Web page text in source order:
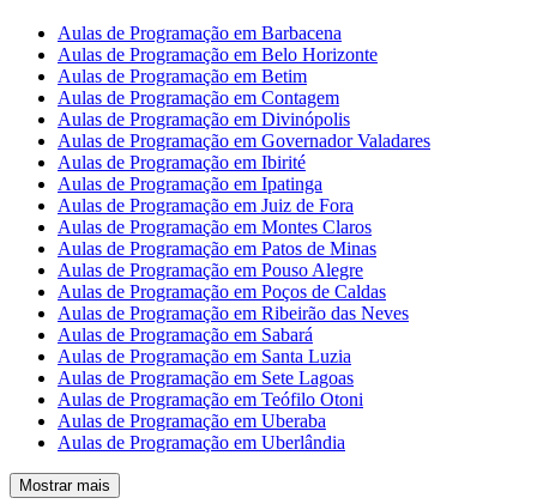
Aulas de Programação em Barbacena
Aulas de Programação em Belo Horizonte
Aulas de Programação em Betim
Aulas de Programação em Contagem
Aulas de Programação em Divinópolis
Aulas de Programação em Governador Valadares
Aulas de Programação em Ibirité
Aulas de Programação em Ipatinga
Aulas de Programação em Juiz de Fora
Aulas de Programação em Montes Claros
Aulas de Programação em Patos de Minas
Aulas de Programação em Pouso Alegre
Aulas de Programação em Poços de Caldas
Aulas de Programação em Ribeirão das Neves
Aulas de Programação em Sabará
Aulas de Programação em Santa Luzia
Aulas de Programação em Sete Lagoas
Aulas de Programação em Teófilo Otoni
Aulas de Programação em Uberaba
Aulas de Programação em Uberlândia
Mostrar mais